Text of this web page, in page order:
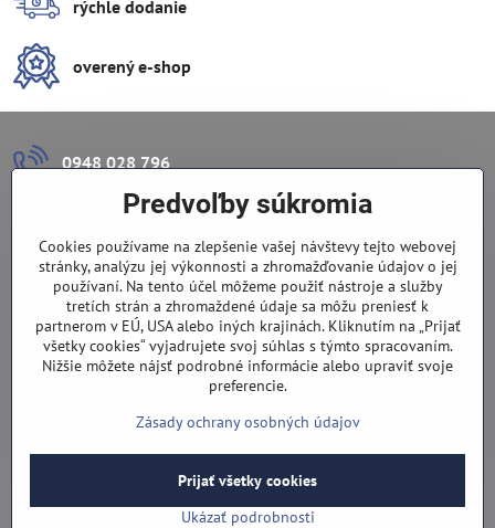
rýchle dodanie
overený e-shop
0948 028 796
info​@lazuli​.sk
Lazuli s​.r​.o​.
Predajňa
Nové Zámky, Pri gymnáziu 6
(slepá ulica), v tesnej blízkosti centra mesta, parkovanie v ulici
©2026Copyright
Predvoľby súkromiaZásady ochrany osobných údajov
Predvoľby súkromia
Cookies používame na zlepšenie vašej návštevy tejto webovej
stránky, analýzu jej výkonnosti a zhromažďovanie údajov o jej
používaní. Na tento účel môžeme použiť nástroje a služby
tretích strán a zhromaždené údaje sa môžu preniesť k
partnerom v EÚ, USA alebo iných krajinách. Kliknutím na „Prijať
všetky cookies“ vyjadrujete svoj súhlas s týmto spracovaním.
Nižšie môžete nájsť podrobné informácie alebo upraviť svoje
preferencie.
Zásady ochrany osobných údajov
Ukázať podrobnosti
Prijať všetky cookies